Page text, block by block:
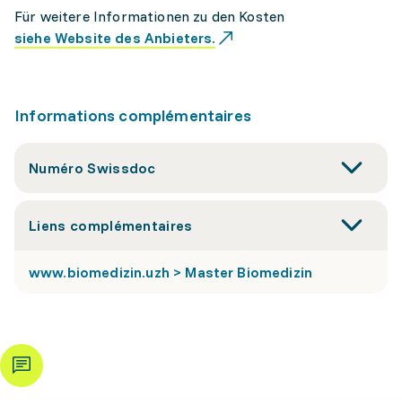
Für weitere Informationen zu den Kosten
siehe Website des Anbieters.
Informations complémentaires
Numéro Swissdoc
Liens complémentaires
www.biomedizin.uzh > Master Biomedizin